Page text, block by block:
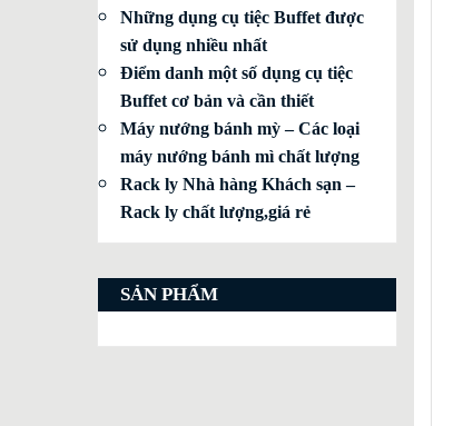
Những dụng cụ tiệc Buffet được
sử dụng nhiều nhất
Điểm danh một số dụng cụ tiệc
Buffet cơ bản và cần thiết
Máy nướng bánh mỳ – Các loại
máy nướng bánh mì chất lượng
Rack ly Nhà hàng Khách sạn –
Rack ly chất lượng,giá rẻ
SẢN PHẨM